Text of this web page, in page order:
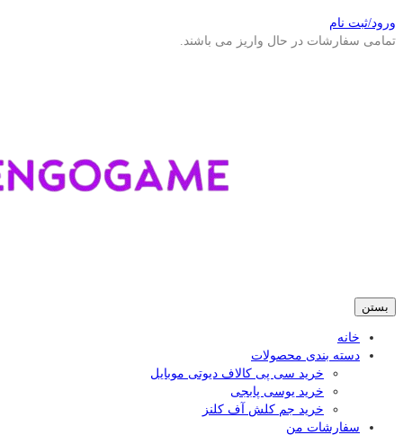
ورود/ثبت نام
تمامی سفارشات در حال واریز می باشند.
بستن
خانه
دسته بندی محصولات
خرید سی پی کالاف دیوتی موبایل
خرید یوسی پابجی
خرید جم کلش آف کلنز
سفارشات من